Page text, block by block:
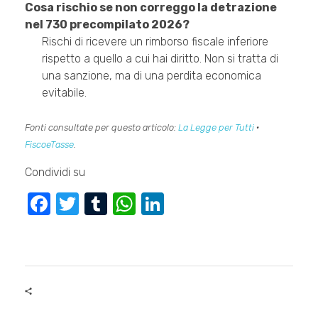
Cosa rischio se non correggo la detrazione
nel 730 precompilato 2026?
Rischi di ricevere un rimborso fiscale inferiore
rispetto a quello a cui hai diritto. Non si tratta di
una sanzione, ma di una perdita economica
evitabile.
Fonti consultate per questo articolo: La Legge per Tutti ·
FiscoeTasse.
Condividi su
F
e
T
er
T
bl
W
s
e